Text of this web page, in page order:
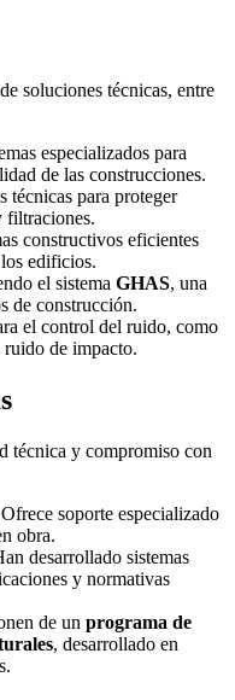
soluciones técnicas, entre
especializados para
de las construcciones.
técnicas para proteger
filtraciones.
constructivos eficientes
edificios.
el sistema GHAS, una
de construcción.
el control del ruido, como
ruido de impacto.
técnica y compromiso con
soporte especializado
obra.
desarrollado sistemas
y normativas
de un programa de
, desarrollado en